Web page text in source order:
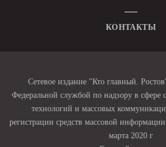
КОНТАКТЫ
Сетевое издание "Кто главный.
Федеральной службой по надзору в
технологий и массовых
регистрации средств массовой
марта 2020 г